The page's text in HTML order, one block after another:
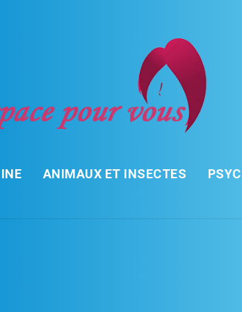
ANIMAUX ET INSECTES